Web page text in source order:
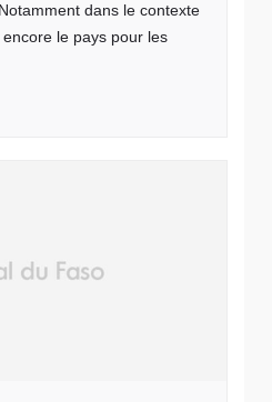
dans le contexte
le pays pour les